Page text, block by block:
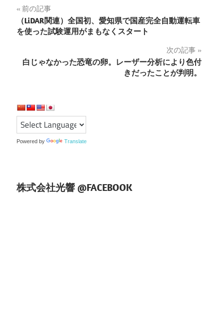
投
稿
ビ
ー
シ
ョ
前の記事
（LiDAR関連）全国初、愛知県で国産完全自動運転車
を使った試験運用がまもなくスタート
次の記事
白じゃなかった恐竜の卵。レーザー分析により色付
きだったことが判明。
Powered by Translate
株式会社光響 @FACEBOOK